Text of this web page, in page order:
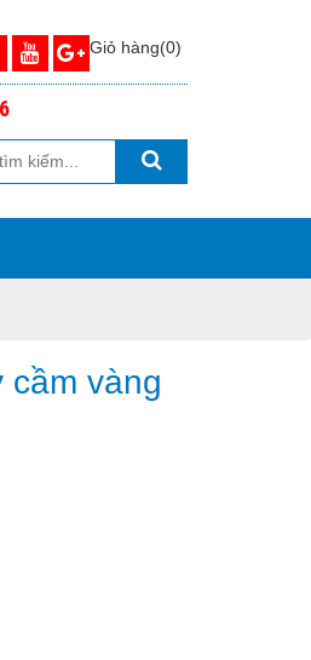
Giỏ hàng(0)
cầm vàng